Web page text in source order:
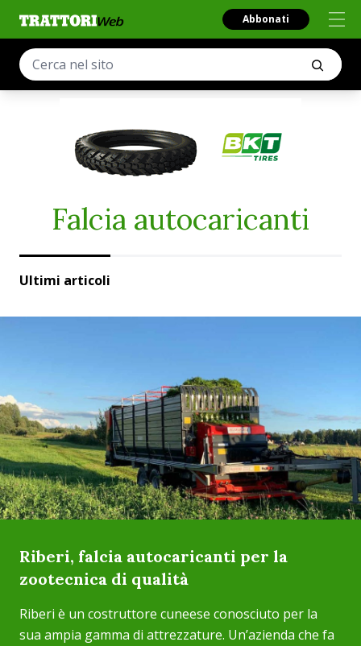
Abbonati
Falcia autocaricanti
Ultimi articoli
Riberi, falcia autocaricanti per la
zootecnica di qualità
Riberi è un costruttore cuneese conosciuto per la
sua ampia gamma di attrezzature. Un’azienda che fa